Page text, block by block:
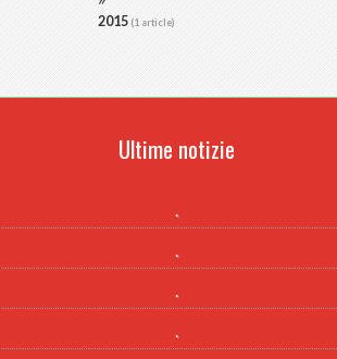
2015 (1 article)
Ultime notizie
.
.
.
.